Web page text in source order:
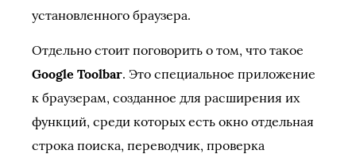
установленного браузера.
Отдельно стоит поговорить о том, что такое
Google Toolbar. Это специальное приложение
к браузерам, созданное для расширения их
функций, среди которых есть окно отдельная
строка поиска, переводчик, проверка